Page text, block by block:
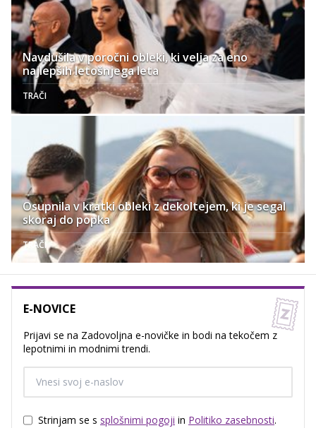
Navdušila v poročni obleki, ki velja za eno
najlepših letošnjega leta
TRAČI
Osupnila v kratki obleki z dekoltejem, ki je segal
skoraj do popka
TRAČI
E-NOVICE
Prijavi se na Zadovoljna e-novičke in bodi na tekočem z
lepotnimi in modnimi trendi.
Strinjam se s splošnimi pogoji in Politiko zasebnosti.